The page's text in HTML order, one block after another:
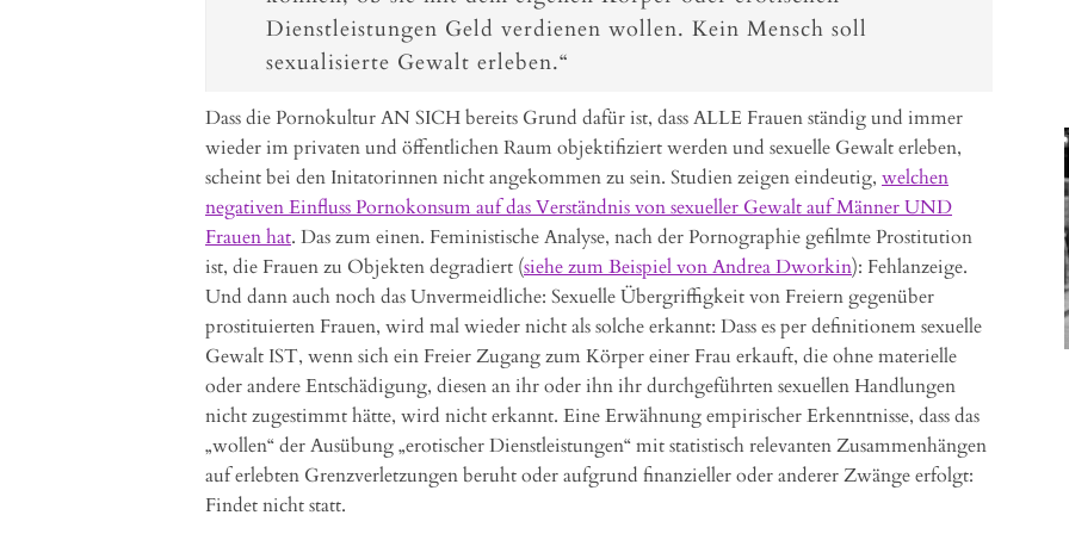
Dienstleistungen Geld verdienen wollen. Kein Mensch soll
sexualisierte Gewalt erleben.“
Dass die Pornokultur AN SICH bereits Grund dafür ist, dass ALLE Frauen ständig und immer
wieder im privaten und öffentlichen Raum objektifiziert werden und sexuelle Gewalt erleben,
scheint bei den Initatorinnen nicht angekommen zu sein. Studien zeigen eindeutig, welchen
negativen Einfluss Pornokonsum auf das Verständnis von sexueller Gewalt auf Männer UND
Frauen hat. Das zum einen. Feministische Analyse, nach der Pornographie gefilmte Prostitution
ist, die Frauen zu Objekten degradiert (siehe zum Beispiel von Andrea Dworkin): Fehlanzeige.
Und dann auch noch das Unvermeidliche: Sexuelle Übergriffigkeit von Freiern gegenüber
prostituierten Frauen, wird mal wieder nicht als solche erkannt: Dass es per definitionem sexuelle
Gewalt IST, wenn sich ein Freier Zugang zum Körper einer Frau erkauft, die ohne materielle
oder andere Entschädigung, diesen an ihr oder ihn ihr durchgeführten sexuellen Handlungen
nicht zugestimmt hätte, wird nicht erkannt. Eine Erwähnung empirischer Erkenntnisse, dass das
„wollen“ der Ausübung „erotischer Dienstleistungen“ mit statistisch relevanten Zusammenhängen
auf erlebten Grenzverletzungen beruht oder aufgrund finanzieller oder anderer Zwänge erfolgt:
Findet nicht statt.